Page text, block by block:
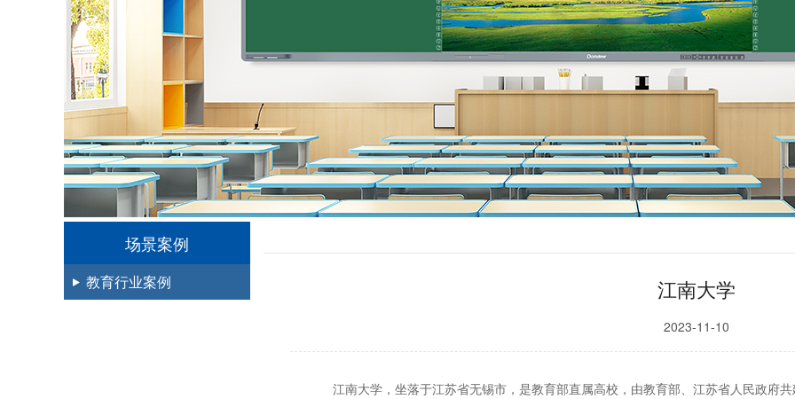
场景案例
教育行业案例 江南大学
2023-11-10
江南大学，坐落于江苏省无锡市，是教育部直属高校，由教育部、江苏省人民政府